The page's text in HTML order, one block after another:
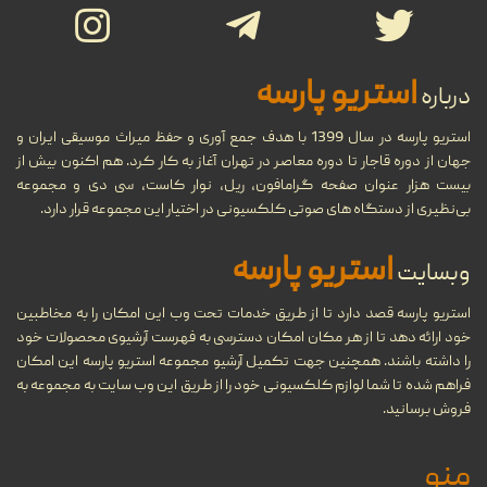
29
شهریور
تاریخ جامع ضبط صوت
27
شهریور
تاریخچه نوار کاست و ضبط صدا،
...
11
شهریور
مروری بر دستگاه‌های مختلف
پخش موسیقی در طول تاریخ
دربارهاستریو پارسه
استریو پارسه در سال 1399 با هدف جمع آوری و حفظ میراث موسیقی ایران و
جهان از دوره قاجار تا دوره معاصر در تهران آغاز به کار کرد. هم اکنون بیش از
بیست هزار عنوان صفحه گرامافون، ریل، نوار کاست، سی دی و مجموعه
بی‌نظیری از دستگاه های صوتی کلکسیونی در اختیار این مجموعه قرار دارد.
وبسایتاستریو پارسه
استریو پارسه قصد دارد تا از طریق خدمات تحت وب این امکان را به مخاطبین
خود ارائه دهد تا از هر مکان امکان دسترسی به فهرست آرشیوی محصولات خود
را داشته باشند. همچنین جهت تکمیل آرشیو مجموعه استریو پارسه این امکان
فراهم شده تا شما لوازم کلکسیونی خود را از طریق این وب سایت به مجموعه به
فروش برسانید.